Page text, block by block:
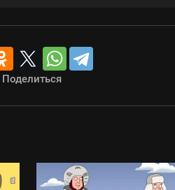
Поделиться